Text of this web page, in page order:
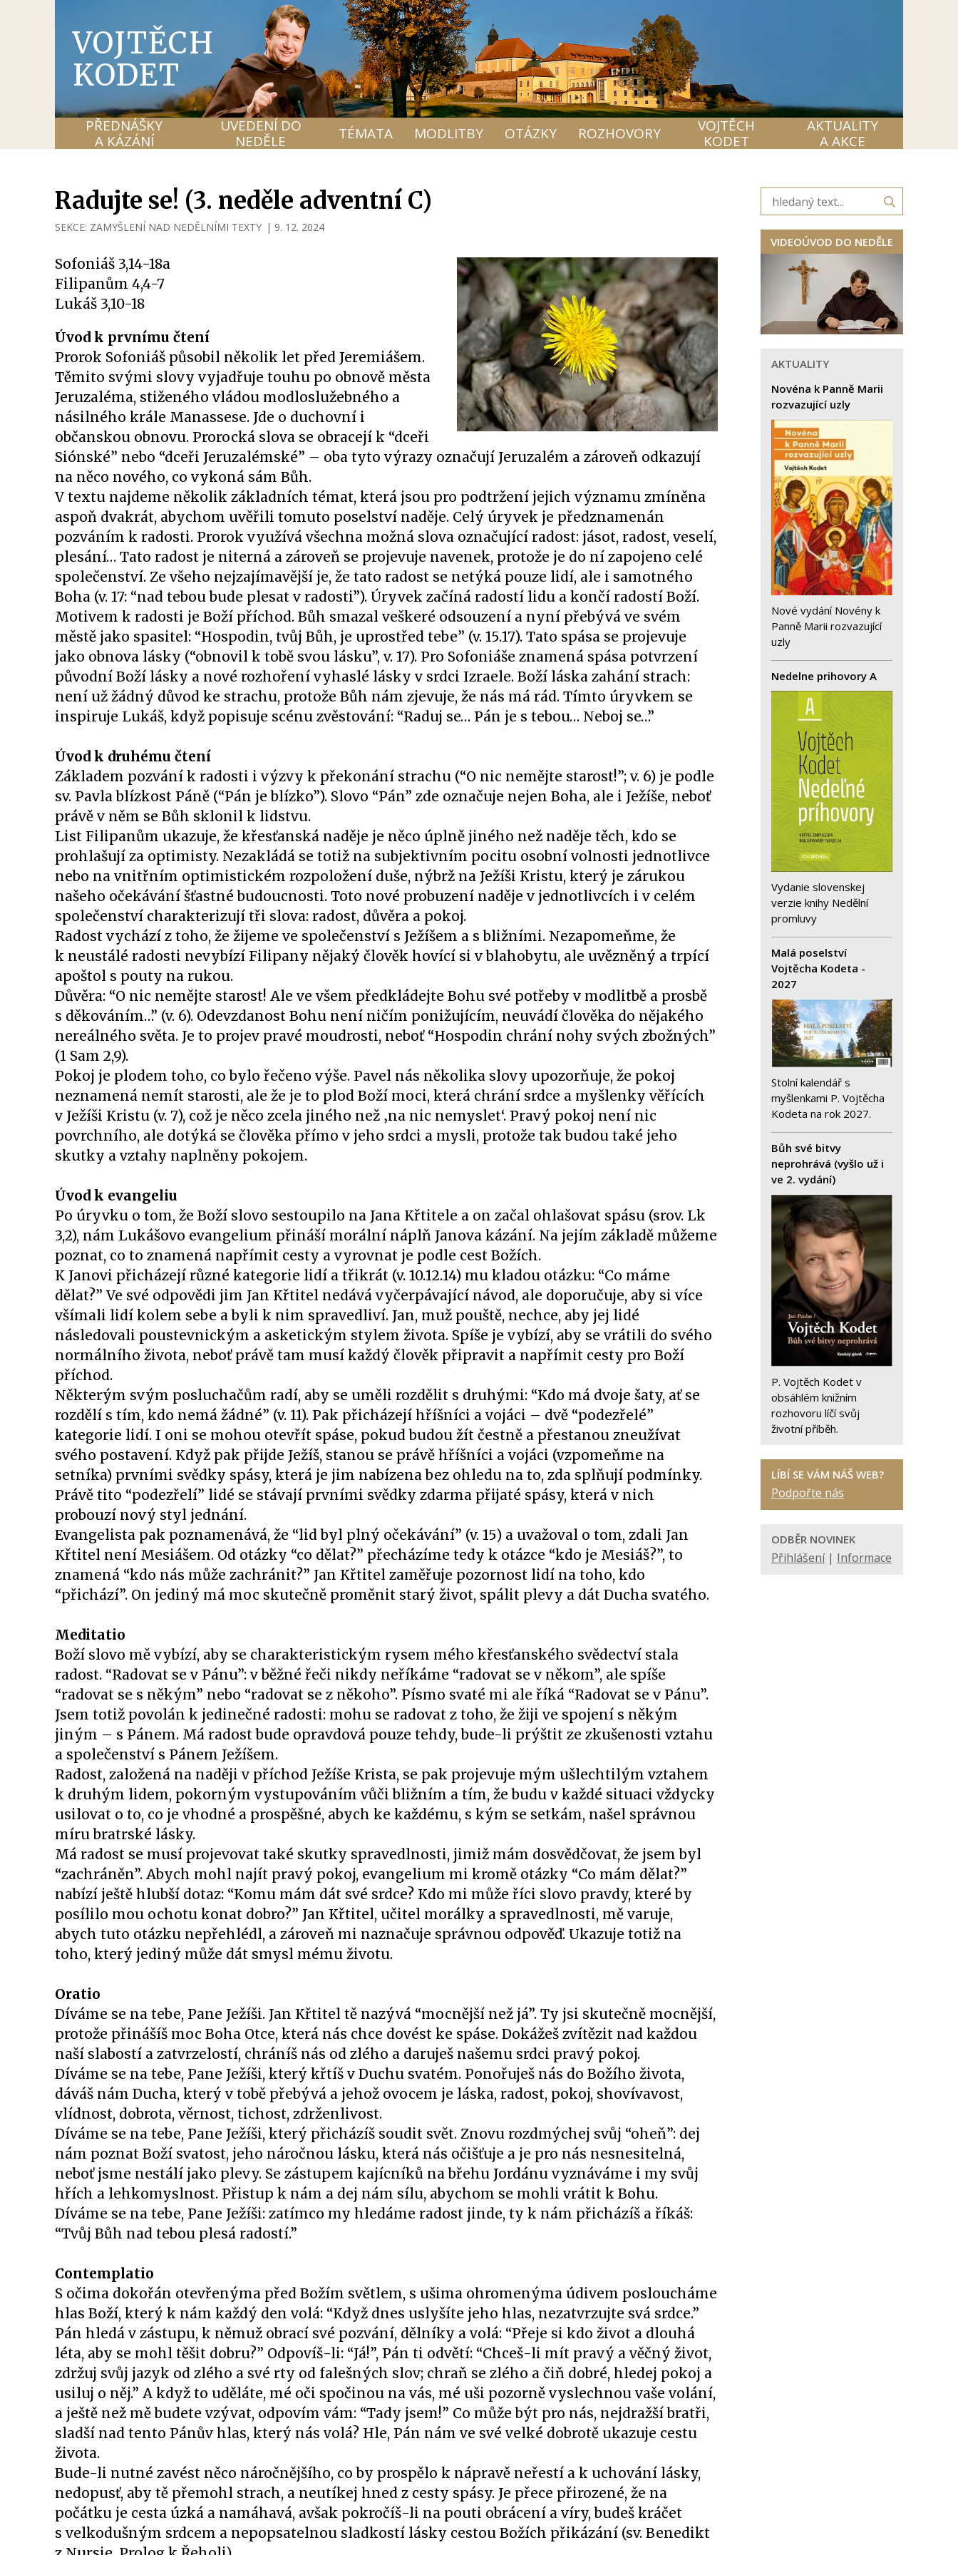
VOJTĚCH
KODET
PŘEDNÁŠKY
A KÁZÁNÍ
UVEDENÍ DO
NEDĚLE
TÉMATA MODLITBY OTÁZKY ROZHOVORY
VOJTĚCH
KODET
AKTUALITY
A AKCE
Radujte se! (3. neděle adventní C)
SEKCE: ZAMYŠLENÍ NAD NEDĚLNÍMI TEXTY | 9. 12. 2024
Sofoniáš 3,14-18a
Filipanům 4,4-7
Lukáš 3,10-18
Úvod k prvnímu čtení
Prorok Sofoniáš působil několik let před Jeremiášem.
Těmito svými slovy vyjadřuje touhu po obnově města
Jeruzaléma, stiženého vládou modloslužebného a
násilného krále Manassese. Jde o duchovní i
občanskou obnovu. Prorocká slova se obracejí k “dceři
Siónské” nebo “dceři Jeruzalémské” – oba tyto výrazy označují Jeruzalém a zároveň odkazují
na něco nového, co vykoná sám Bůh.
V textu najdeme několik základních témat, která jsou pro podtržení jejich významu zmíněna
aspoň dvakrát, abychom uvěřili tomuto poselství naděje. Celý úryvek je předznamenán
pozváním k radosti. Prorok využívá všechna možná slova označující radost: jásot, radost, veselí,
plesání… Tato radost je niterná a zároveň se projevuje navenek, protože je do ní zapojeno celé
společenství. Ze všeho nejzajímavější je, že tato radost se netýká pouze lidí, ale i samotného
Boha (v. 17: “nad tebou bude plesat v radosti”). Úryvek začíná radostí lidu a končí radostí Boží.
Motivem k radosti je Boží příchod. Bůh smazal veškeré odsouzení a nyní přebývá ve svém
městě jako spasitel: “Hospodin, tvůj Bůh, je uprostřed tebe” (v. 15.17). Tato spása se projevuje
jako obnova lásky (“obnovil k tobě svou lásku”, v. 17). Pro Sofoniáše znamená spása potvrzení
původní Boží lásky a nové rozhoření vyhaslé lásky v srdci Izraele. Boží láska zahání strach:
není už žádný důvod ke strachu, protože Bůh nám zjevuje, že nás má rád. Tímto úryvkem se
inspiruje Lukáš, když popisuje scénu zvěstování: “Raduj se… Pán je s tebou… Neboj se…”
Úvod k druhému čtení
Základem pozvání k radosti i výzvy k překonání strachu (“O nic nemějte starost!”; v. 6) je podle
sv. Pavla blízkost Páně (“Pán je blízko”). Slovo “Pán” zde označuje nejen Boha, ale i Ježíše, neboť
právě v něm se Bůh sklonil k lidstvu.
List Filipanům ukazuje, že křesťanská naděje je něco úplně jiného než naděje těch, kdo se
prohlašují za optimisty. Nezakládá se totiž na subjektivním pocitu osobní volnosti jednotlivce
nebo na vnitřním optimistickém rozpoložení duše, nýbrž na Ježíši Kristu, který je zárukou
našeho očekávání šťastné budoucnosti. Toto nové probuzení naděje v jednotlivcích i v celém
společenství charakterizují tři slova: radost, důvěra a pokoj.
Radost vychází z toho, že žijeme ve společenství s Ježíšem a s bližními. Nezapomeňme, že
k neustálé radosti nevybízí Filipany nějaký člověk hovící si v blahobytu, ale uvězněný a trpící
apoštol s pouty na rukou.
Důvěra: “O nic nemějte starost! Ale ve všem předkládejte Bohu své potřeby v modlitbě a prosbě
s děkováním…” (v. 6). Odevzdanost Bohu není ničím ponižujícím, neuvádí člověka do nějakého
nereálného světa. Je to projev pravé moudrosti, neboť “Hospodin chrání nohy svých zbožných”
(1 Sam 2,9).
Pokoj je plodem toho, co bylo řečeno výše. Pavel nás několika slovy upozorňuje, že pokoj
neznamená nemít starosti, ale že je to plod Boží moci, která chrání srdce a myšlenky věřících
v Ježíši Kristu (v. 7), což je něco zcela jiného než ‚na nic nemyslet‘. Pravý pokoj není nic
povrchního, ale dotýká se člověka přímo v jeho srdci a mysli, protože tak budou také jeho
skutky a vztahy naplněny pokojem.
Úvod k evangeliu
Po úryvku o tom, že Boží slovo sestoupilo na Jana Křtitele a on začal ohlašovat spásu (srov. Lk
3,2), nám Lukášovo evangelium přináší morální náplň Janova kázání. Na jejím základě můžeme
poznat, co to znamená napřímit cesty a vyrovnat je podle cest Božích.
K Janovi přicházejí různé kategorie lidí a třikrát (v. 10.12.14) mu kladou otázku: “Co máme
dělat?” Ve své odpovědi jim Jan Křtitel nedává vyčerpávající návod, ale doporučuje, aby si více
všímali lidí kolem sebe a byli k nim spravedliví. Jan, muž pouště, nechce, aby jej lidé
následovali poustevnickým a asketickým stylem života. Spíše je vybízí, aby se vrátili do svého
normálního života, neboť právě tam musí každý člověk připravit a napřímit cesty pro Boží
příchod.
Některým svým posluchačům radí, aby se uměli rozdělit s druhými: “Kdo má dvoje šaty, ať se
rozdělí s tím, kdo nemá žádné” (v. 11). Pak přicházejí hříšníci a vojáci – dvě “podezřelé”
kategorie lidí. I oni se mohou otevřít spáse, pokud budou žít čestně a přestanou zneužívat
svého postavení. Když pak přijde Ježíš, stanou se právě hříšníci a vojáci (vzpomeňme na
setníka) prvními svědky spásy, která je jim nabízena bez ohledu na to, zda splňují podmínky.
Právě tito “podezřelí” lidé se stávají prvními svědky zdarma přijaté spásy, která v nich
probouzí nový styl jednání.
Evangelista pak poznamenává, že “lid byl plný očekávání” (v. 15) a uvažoval o tom, zdali Jan
Křtitel není Mesiášem. Od otázky “co dělat?” přecházíme tedy k otázce “kdo je Mesiáš?”, to
znamená “kdo nás může zachránit?” Jan Křtitel zaměřuje pozornost lidí na toho, kdo
“přichází”. On jediný má moc skutečně proměnit starý život, spálit plevy a dát Ducha svatého.
Meditatio
Boží slovo mě vybízí, aby se charakteristickým rysem mého křesťanského svědectví stala
radost. “Radovat se v Pánu”: v běžné řeči nikdy neříkáme “radovat se v někom”, ale spíše
“radovat se s někým” nebo “radovat se z někoho”. Písmo svaté mi ale říká “Radovat se v Pánu”.
Jsem totiž povolán k jedinečné radosti: mohu se radovat z toho, že žiji ve spojení s někým
jiným – s Pánem. Má radost bude opravdová pouze tehdy, bude-li prýštit ze zkušenosti vztahu
a společenství s Pánem Ježíšem.
Radost, založená na naději v příchod Ježíše Krista, se pak projevuje mým ušlechtilým vztahem
k druhým lidem, pokorným vystupováním vůči bližním a tím, že budu v každé situaci vždycky
usilovat o to, co je vhodné a prospěšné, abych ke každému, s kým se setkám, našel správnou
míru bratrské lásky.
Má radost se musí projevovat také skutky spravedlnosti, jimiž mám dosvědčovat, že jsem byl
“zachráněn”. Abych mohl najít pravý pokoj, evangelium mi kromě otázky “Co mám dělat?”
nabízí ještě hlubší dotaz: “Komu mám dát své srdce? Kdo mi může říci slovo pravdy, které by
posílilo mou ochotu konat dobro?” Jan Křtitel, učitel morálky a spravedlnosti, mě varuje,
abych tuto otázku nepřehlédl, a zároveň mi naznačuje správnou odpověď. Ukazuje totiž na
toho, který jediný může dát smysl mému životu.
Oratio
Díváme se na tebe, Pane Ježíši. Jan Křtitel tě nazývá “mocnější než já”. Ty jsi skutečně mocnější,
protože přinášíš moc Boha Otce, která nás chce dovést ke spáse. Dokážeš zvítězit nad každou
naší slabostí a zatvrzelostí, chráníš nás od zlého a daruješ našemu srdci pravý pokoj.
Díváme se na tebe, Pane Ježíši, který křtíš v Duchu svatém. Ponořuješ nás do Božího života,
dáváš nám Ducha, který v tobě přebývá a jehož ovocem je láska, radost, pokoj, shovívavost,
vlídnost, dobrota, věrnost, tichost, zdrženlivost.
Díváme se na tebe, Pane Ježíši, který přicházíš soudit svět. Znovu rozdmýchej svůj “oheň”: dej
nám poznat Boží svatost, jeho náročnou lásku, která nás očišťuje a je pro nás nesnesitelná,
neboť jsme nestálí jako plevy. Se zástupem kajícníků na břehu Jordánu vyznáváme i my svůj
hřích a lehkomyslnost. Přistup k nám a dej nám sílu, abychom se mohli vrátit k Bohu.
Díváme se na tebe, Pane Ježíši: zatímco my hledáme radost jinde, ty k nám přicházíš a říkáš:
“Tvůj Bůh nad tebou plesá radostí.”
Contemplatio
S očima dokořán otevřenýma před Božím světlem, s ušima ohromenýma údivem posloucháme
hlas Boží, který k nám každý den volá: “Když dnes uslyšíte jeho hlas, nezatvrzujte svá srdce.”
Pán hledá v zástupu, k němuž obrací své pozvání, dělníky a volá: “Přeje si kdo život a dlouhá
léta, aby se mohl těšit dobru?” Odpovíš-li: “Já!”, Pán ti odvětí: “Chceš-li mít pravý a věčný život,
zdržuj svůj jazyk od zlého a své rty od falešných slov; chraň se zlého a čiň dobré, hledej pokoj a
usiluj o něj.” A když to uděláte, mé oči spočinou na vás, mé uši pozorně vyslechnou vaše volání,
a ještě než mě budete vzývat, odpovím vám: “Tady jsem!” Co může být pro nás, nejdražší bratři,
sladší nad tento Pánův hlas, který nás volá? Hle, Pán nám ve své velké dobrotě ukazuje cestu
života.
Bude-li nutné zavést něco náročnějšího, co by prospělo k nápravě neřestí a k uchování lásky,
nedopusť, aby tě přemohl strach, a neutíkej hned z cesty spásy. Je přece přirozené, že na
počátku je cesta úzká a namáhavá, avšak pokročíš-li na pouti obrácení a víry, budeš kráčet
s velkodušným srdcem a nepopsatelnou sladkostí lásky cestou Božích přikázání (sv. Benedikt
VIDEOÚVOD DO NEDĚLE
AKTUALITY
Novéna k Panně Marii
rozvazující uzly
Nové vydání Novény k
Panně Marii rozvazující
uzly
Nedelne prihovory A
Vydanie slovenskej
verzie knihy Nedělní
promluvy
Malá poselství
Vojtěcha Kodeta -
2027
Stolní kalendář s
myšlenkami P. Vojtěcha
Kodeta na rok 2027.
Bůh své bitvy
neprohrává (vyšlo už i
ve 2. vydání)
P. Vojtěch Kodet v
obsáhlém knižním
rozhovoru líčí svůj
životní příběh.
LÍBÍ SE VÁM NÁŠ WEB?
Podpořte nás
ODBĚR NOVINEK
Přihlášení| Informace